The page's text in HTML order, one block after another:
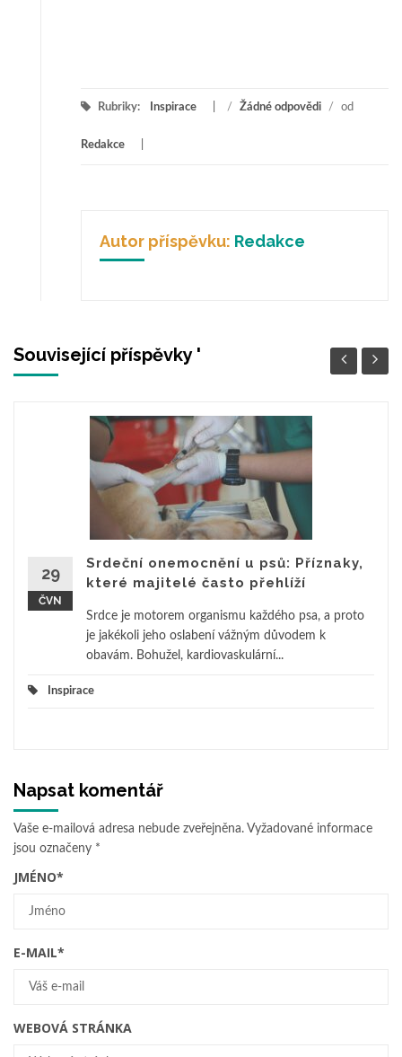
Rubriky: Inspirace / Žádné odpovědi / od
Redakce
Autor příspěvku: Redakce
Související příspěvky '
29
ČVN
Srdeční onemocnění u psů: Příznaky,
které majitelé často přehlíží
Srdce je motorem organismu každého psa, a proto
je jakékoli jeho oslabení vážným důvodem k
obavám. Bohužel, kardiovaskulární...
Inspirace
Napsat komentář
Vaše e-mailová adresa nebude zveřejněna. Vyžadované informace
jsou označeny *
JMÉNO*
E-MAIL*
WEBOVÁ STRÁNKA